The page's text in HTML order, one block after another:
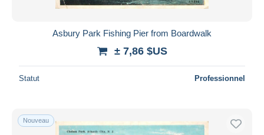
Asbury Park Fishing Pier from Boardwalk
± 7,86 $US
Statut Professionnel
Nouveau